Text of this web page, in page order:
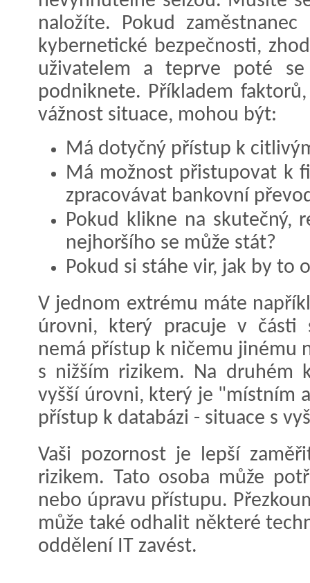
naložíte. Pokud
kybernetické bezpečnosti,
uživatelem a teprve poté
podniknete. Příkladem
vážnost situace, mohou být:
Má dotyčný přístup k
Má možnost přistupovat k
zpracovávat bankovní
Pokud klikne na skutečný,
nejhoršího se může stát?
Pokud si stáhe vir, jak by to
V jednom extrému máte
úrovni, který pracuje v části
nemá přístup k ničemu jinému
s nižším rizikem. Na druhém
vyšší úrovni, který je "místním
přístup k databázi - situace s
Vaši pozornost je lepší
rizikem. Tato osoba může
nebo úpravu přístupu.
může také odhalit některé
oddělení IT zavést.